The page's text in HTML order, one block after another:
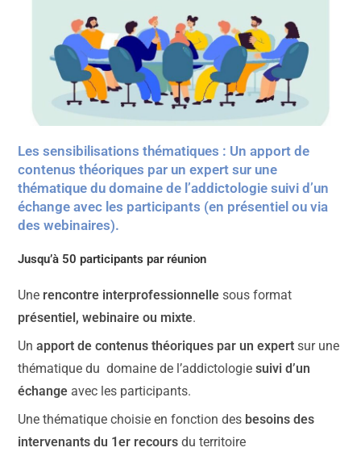
Les sensibilisations thématiques : Un apport de
contenus théoriques par un expert sur une
thématique du domaine de l’addictologie suivi d’un
échange avec les participants (en présentiel ou via
des webinaires).
Jusqu’à 50 participants par réunion
Une rencontre interprofessionnelle sous format
présentiel, webinaire ou mixte.
Unapport de contenus théoriques par un expert sur une
thématique du domaine de l’addictologiesuivi d’un
échange avec les participants.
Une thématique choisie en fonction des besoins des
intervenants du 1er recours du territoire